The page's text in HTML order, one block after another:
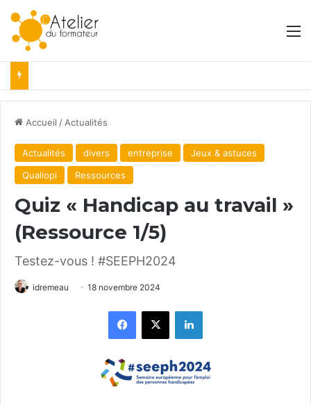
Accueil / Actualités
Actualités divers entreprise
Jeux & astuces
Qualiopi
Ressources
Quiz « Handicap au travail »
(Ressource 1/5)
Testez-vous ! #SEEPH2024
idremeau 18 novembre 2024
Facebook
X Linkedin